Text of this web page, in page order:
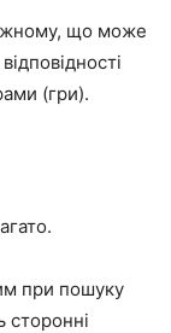
що може
(гри).
при пошуку
сторонні